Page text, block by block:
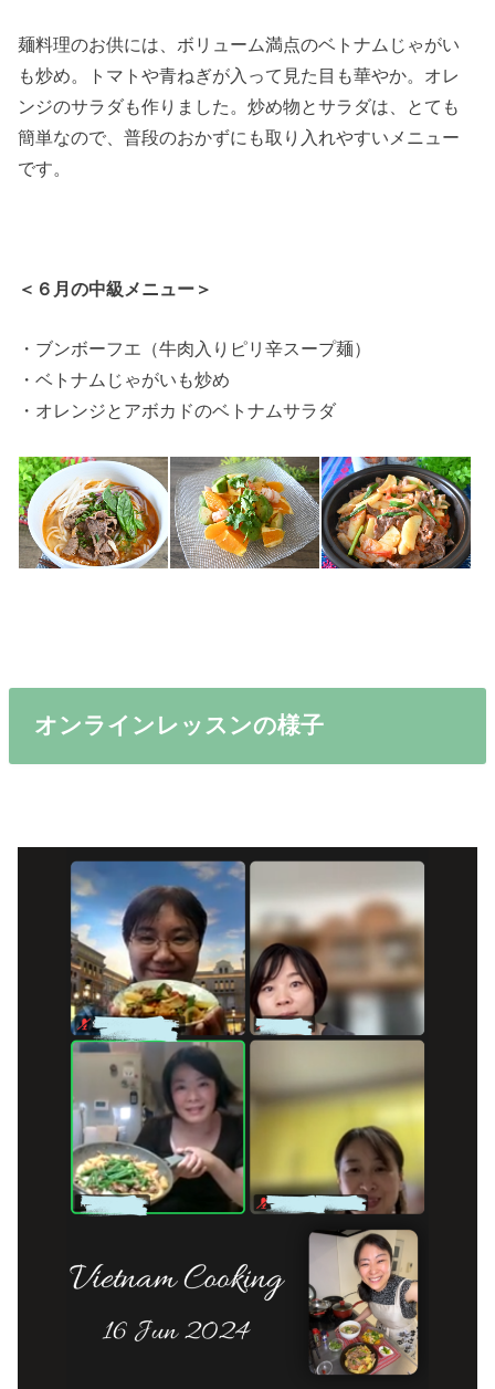
麺料理のお供には、ボリューム満点のベトナムじゃがい
も炒め。トマトや青ねぎが入って見た目も華やか。オレ
ンジのサラダも作りました。炒め物とサラダは、とても
簡単なので、普段のおかずにも取り入れやすいメニュー
です。
＜６月の中級メニュー＞
・ブンボーフエ（牛肉入りピリ辛スープ麺）
・ベトナムじゃがいも炒め
・オレンジとアボカドのベトナムサラダ
オンラインレッスンの様子